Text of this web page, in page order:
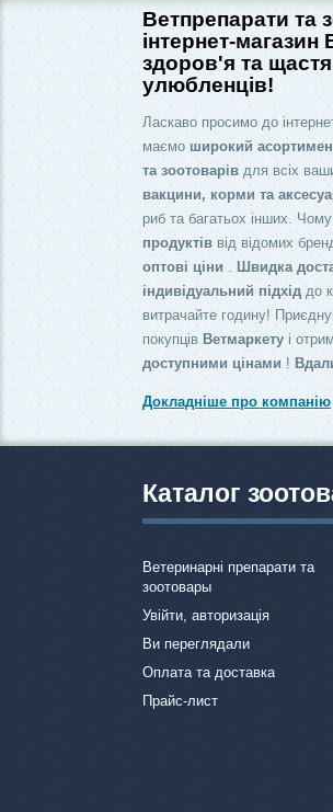
Ветпрепарати та
інтернет-
здоров'я та
улюбленців!
Ласкаво просимо до
маємоширокий
та зоотоварів для всіх
вакцини, корми та
риб та багатьох інших.
продуктів від відомих
оптові ціни. Швидка
індивідуальний підхід до
витрачайте годину!
покупців Ветмаркетуі
доступними цінами !
Докладніше про компанію
Каталог
Ветеринарні препарати та
зоотовары
Увійти, авторизація
Ви переглядали
Оплата та доставка
Прайс-лист